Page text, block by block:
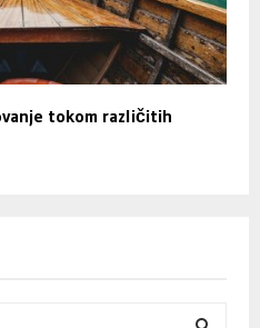
tokom različitih